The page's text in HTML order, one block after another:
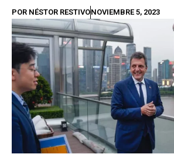
POR NÉSTOR RESTIVONOVIEMBRE 5, 2023